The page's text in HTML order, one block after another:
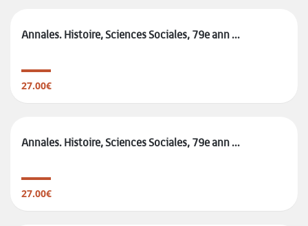
Annales. Histoire, Sciences Sociales, 79e ann ...
27.00€
Annales. Histoire, Sciences Sociales, 79e ann ...
27.00€